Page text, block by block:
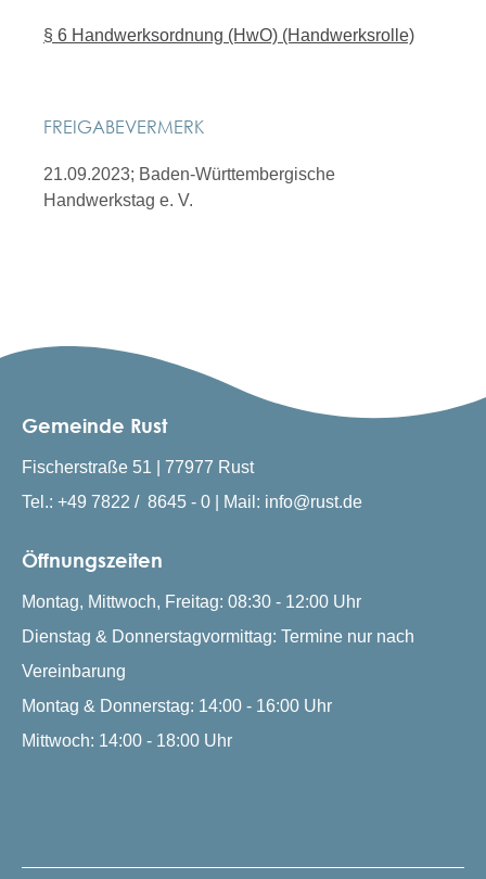
§ 6 Handwerksordnung (HwO) (Handwerksrolle)
FREIGABEVERMERK
21.09.2023; Baden-Württembergische
Handwerkstag e. V.
Gemeinde Rust
Fischerstraße 51 | 77977 Rust
Tel.: +49 7822 / 8645 - 0 | Mail: info@rust.de
Öffnungszeiten
Montag, Mittwoch, Freitag: 08:30 - 12:00 Uhr
Dienstag & Donnerstagvormittag: Termine nur nach
Vereinbarung
Montag & Donnerstag: 14:00 - 16:00 Uhr
Mittwoch: 14:00 - 18:00 Uhr